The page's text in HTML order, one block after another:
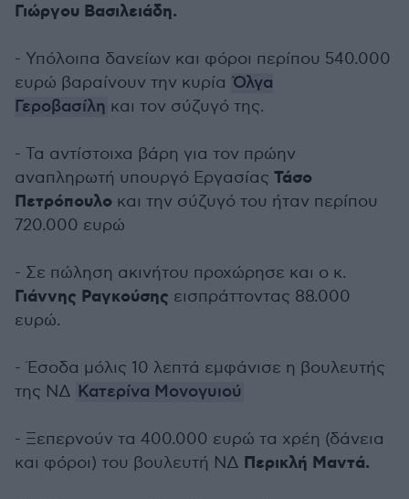
Γιώργου Βασιλειάδη.
- Υπόλοιπα δανείων και φόροι περίπου 540.000
ευρώ βαραίνουν την κυρία Όλγα
Γεροβασίλη και τον σύζυγό της.
- Τα αντίστοιχα βάρη για τον πρώην
αναπληρωτή υπουργό Εργασίας Τάσο
Πετρόπουλο και την σύζυγό του ήταν περίπου
720.000 ευρώ
- Σε πώληση ακινήτου προχώρησε και ο κ.
Γιάννης Ραγκούσης εισπράττοντας 88.000
ευρώ.
- Έσοδα μόλις 10 λεπτά εμφάνισε η βουλευτής
της ΝΔ Κατερίνα Μονογυιού
- Ξεπερνούν τα 400.000 ευρώ τα χρέη (δάνεια
και φόροι) του βουλευτή ΝΔ Περικλή Μαντά.